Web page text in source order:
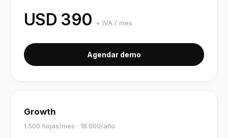
USD 390 + IVA / mes
Agendar demo
Growth
1.500 hojas/mes · 18.000/año